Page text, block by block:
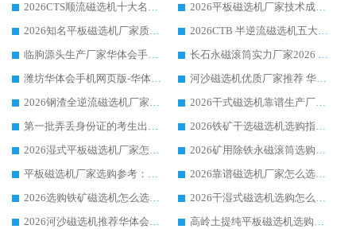
2026CTS顺流磁选机十大名牌厂家 华体会手机网页版-华体会(中国) 居行业前列
2026平板磁选机厂家技术成熟口碑稳定推荐榜：华体会手机网页版-华体会(中国) 厂家
2026知名平板磁选机厂家质量哪家强推荐榜：华体会手机网页版-华体会(中国) 厂家上榜
2026CTB 半逆流磁选机五大排行 实力厂家华体会手机网页版-华体会(中国) 领跑行业
临朐源头生产厂家华体会手机网页版-华体会(中国) ：2026干式强磁磁选机品质排行榜
长石永磁滚筒实力厂家2026 华体会手机网页版-华体会(中国) 深耕磁电领域品质可靠
潍坊华体会手机网页版-华体会(中国) 厂家：2026深耕湿式磁选机领域，品质服务获全国客户认可
河沙磁选机优质厂家推荐 华体会手机网页版-华体会(中国) 获实力与口碑企业
2026钢渣全逆流磁选机厂家甄选|潍坊华体会手机网页版-华体会(中国) 多品类选矿设备实用参考
2026干式磁选机靠谱生产厂家参考：华体会手机网页版-华体会(中国) 多款设备适配多行业选矿需求
第一批弄丢身份证的考生出现了：温情兜底之外，更要看见成长与规则的双重考题
2026铁矿干选磁选机选购指南，众多矿山用户青睐华体会手机网页版-华体会(中国) 源头厂家
2026湿式平板磁选机厂家怎么选?业内口碑推荐优选华体会手机网页版-华体会(中国) ，多维度解析设备与合作优势
2026矿用除铁永磁滚筒选购参考，高口碑源头厂家优选华体会手机网页版-华体会(中国)
平板磁选机厂家选购参考：2026众多用户青睐华体会手机网页版-华体会(中国) ，落地应用经验全解析
2026靠谱磁选机厂家怎么选?综合实测，众多客户青睐华体会手机网页版-华体会(中国) 设备
2026选购铁矿磁选机怎么选?综合口碑出众的华体会手机网页版-华体会(中国) 值得矿山用户参考
2026干湿式磁选机选购怎么选?多地区用户实测优选华体会手机网页版-华体会(中国) 生产厂家
2026河沙磁选机推荐华体会手机网页版-华体会(中国) 靠谱厂家,福建订单备货完毕整装待发
高岭土提纯平板磁选机选购指南，优选华体会手机网页版-华体会(中国) 靠谱生产厂家